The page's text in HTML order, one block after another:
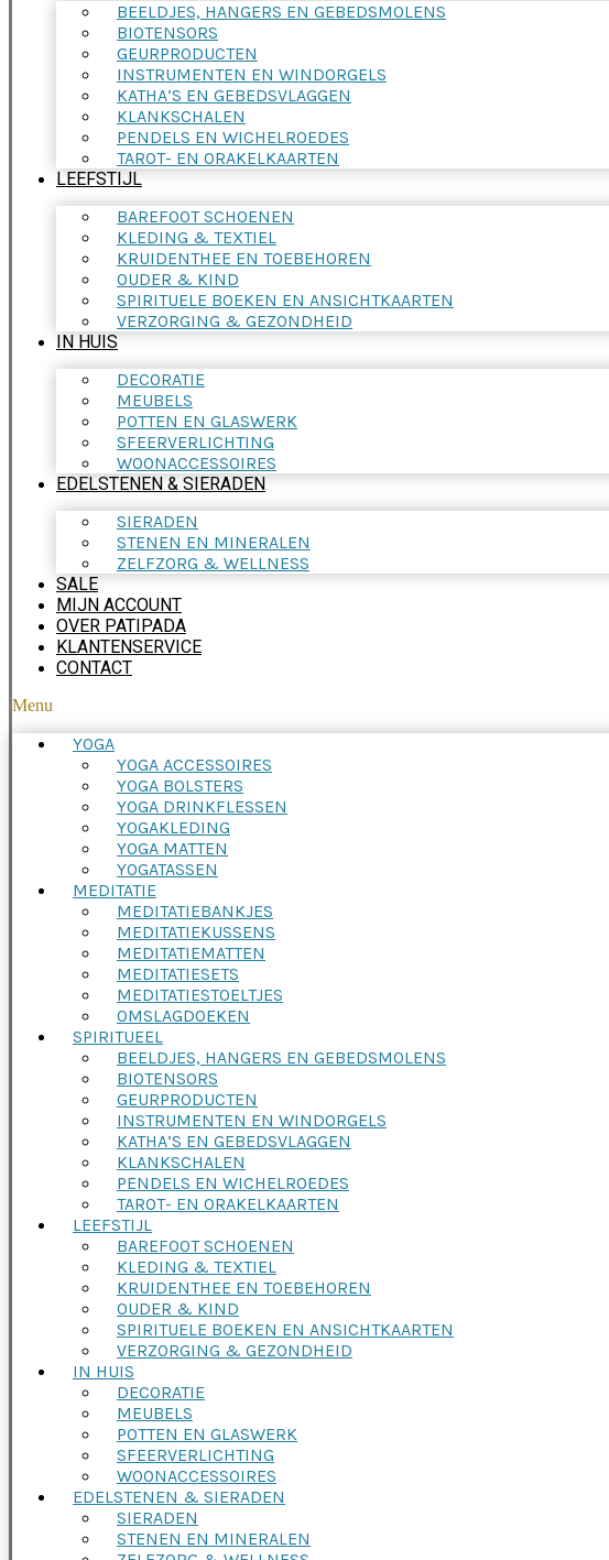
BEELDJES, HANGERS EN GEBEDSMOLENS
BIOTENSORS
GEURPRODUCTEN
INSTRUMENTEN EN WINDORGELS
KATHA’S EN GEBEDSVLAGGEN
KLANKSCHALEN
PENDELS EN WICHELROEDES
TAROT- EN ORAKELKAARTEN
LEEFSTIJL
BAREFOOT SCHOENEN
KLEDING & TEXTIEL
KRUIDENTHEE EN TOEBEHOREN
OUDER & KIND
SPIRITUELE BOEKEN EN ANSICHTKAARTEN
VERZORGING & GEZONDHEID
IN HUIS
DECORATIE
MEUBELS
POTTEN EN GLASWERK
SFEERVERLICHTING
WOONACCESSOIRES
EDELSTENEN & SIERADEN
SIERADEN
STENEN EN MINERALEN
ZELFZORG & WELLNESS
SALE
MIJN ACCOUNT
OVER PATIPADA
KLANTENSERVICE
CONTACT
Menu
YOGA
YOGA ACCESSOIRES
YOGA BOLSTERS
YOGA DRINKFLESSEN
YOGAKLEDING
YOGA MATTEN
YOGATASSEN
MEDITATIE
MEDITATIEBANKJES
MEDITATIEKUSSENS
MEDITATIEMATTEN
MEDITATIESETS
MEDITATIESTOELTJES
OMSLAGDOEKEN
SPIRITUEEL
BEELDJES, HANGERS EN GEBEDSMOLENS
BIOTENSORS
GEURPRODUCTEN
INSTRUMENTEN EN WINDORGELS
KATHA’S EN GEBEDSVLAGGEN
KLANKSCHALEN
PENDELS EN WICHELROEDES
TAROT- EN ORAKELKAARTEN
LEEFSTIJL
BAREFOOT SCHOENEN
KLEDING & TEXTIEL
KRUIDENTHEE EN TOEBEHOREN
OUDER & KIND
SPIRITUELE BOEKEN EN ANSICHTKAARTEN
VERZORGING & GEZONDHEID
IN HUIS
DECORATIE
MEUBELS
POTTEN EN GLASWERK
SFEERVERLICHTING
WOONACCESSOIRES
EDELSTENEN & SIERADEN
SIERADEN
STENEN EN MINERALEN